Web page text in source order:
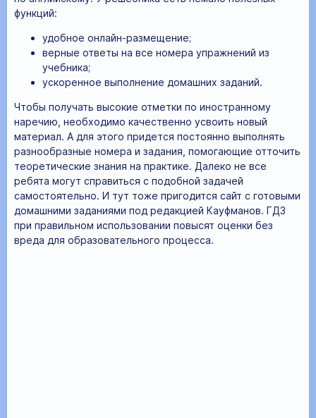
функций:
удобное онлайн-размещение;
верные ответы на все номера упражнений из
учебника;
ускоренное выполнение домашних заданий.
Чтобы получать высокие отметки по иностранному
наречию, необходимо качественно усвоить новый
материал. А для этого придется постоянно выполнять
разнообразные номера и задания, помогающие отточить
теоретические знания на практике. Далеко не все
ребята могут справиться с подобной задачей
самостоятельно. И тут тоже пригодится сайт с готовыми
домашними заданиями под редакцией Кауфманов. ГДЗ
при правильном использовании повысят оценки без
вреда для образовательного процесса.